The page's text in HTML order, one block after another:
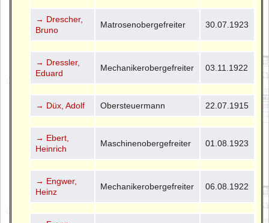
→ Drescher,
Bruno
Matrosenobergefreiter 30.07.1923
→ Dressler,
Eduard
Mechanikerobergefreiter 03.11.1922
→ Düx, Adolf Obersteuermann 22.07.1915
→ Ebert,
Heinrich
Maschinenobergefreiter 01.08.1923
→ Engwer,
Heinz
Mechanikerobergefreiter 06.08.1922